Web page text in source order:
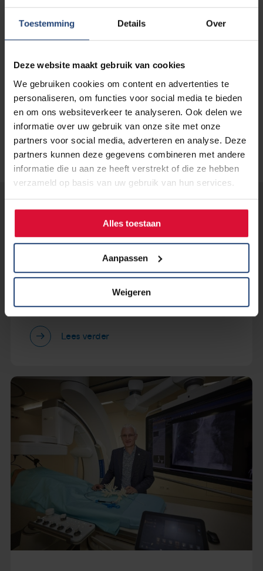
Toestemming Details Over
Deze website maakt gebruik van cookies
We gebruiken cookies om content en advertenties te
personaliseren, om functies voor social media te bieden
en om ons websiteverkeer te analyseren. Ook delen we
informatie over uw gebruik van onze site met onze
partners voor social media, adverteren en analyse. Deze
partners kunnen deze gegevens combineren met andere
informatie die u aan ze heeft verstrekt of die ze hebben
verzameld op basis van uw gebruik van hun services.
Alles toestaan
Aanpassen
Weigeren
Bestel dan gratis het boekje immuuntherapie bij
longkankerofkijk deze video.
In onzeAgendavind je wanneer de volgende
bijeenkomsten zijn.
Lees verder...
Uitkomsten enquête Doneer je
longkanker ontvangen?
Lees verder